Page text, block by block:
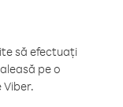
să efectuați
pe o
Viber.